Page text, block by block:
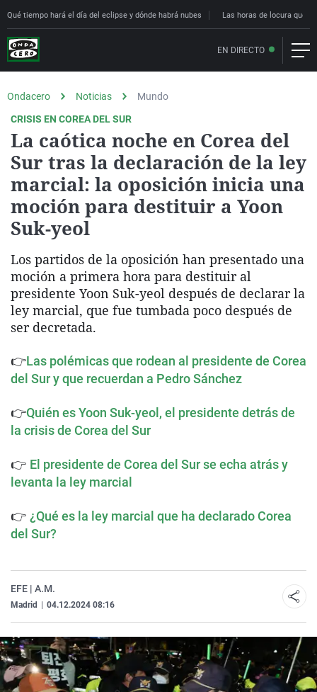
Qué tiempo hará el día del eclipse y dónde habrá nubes Las horas de locura que
EN DIRECTO
Ondacero Noticias
Mundo
CRISIS EN COREA DEL SUR
La caótica noche en Corea del
Sur tras la declaración de la ley
marcial: la oposición inicia una
moción para destituir a Yoon
Suk-yeol
Los partidos de la oposición han presentado una
moción a primera hora para destituir al
presidente Yoon Suk-yeol después de declarar la
ley marcial, que fue tumbada poco después de
ser decretada.
👉Las polémicas que rodean al presidente de Corea
del Sur y que recuerdan a Pedro Sánchez
👉Quién es Yoon Suk-yeol, el presidente detrás de
la crisis de Corea del Sur
👉 El presidente de Corea del Sur se echa atrás y
levanta la ley marcial
👉 ¿Qué es la ley marcial que ha declarado Corea
del Sur?
EFE | A.M.
Madrid 04.12.2024 08:16